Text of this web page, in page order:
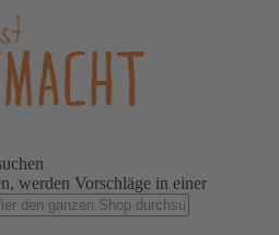
werden Vorschläge in einer